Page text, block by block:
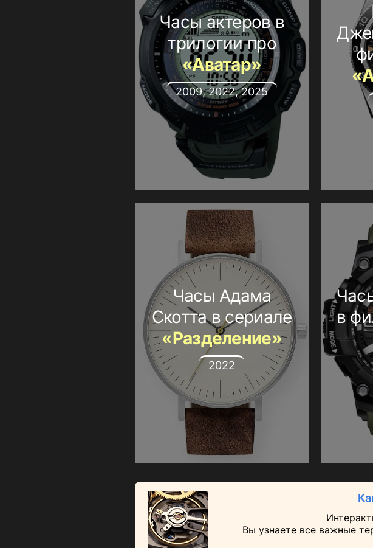
Часы актеров в
трилогии про
«Аватар»
2009, 2022, 2025
Часы Адама
Скотта в сериале
«Разделение»
2022
в
Вы узнаете все важные